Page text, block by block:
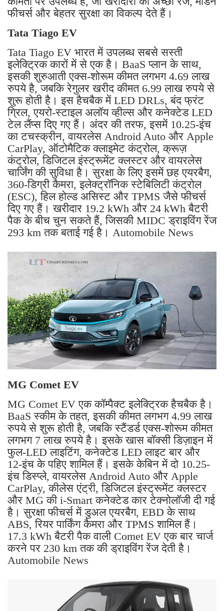
फीचर्स और बेहतर सुरक्षा का विकल्प देते हैं।
Tata Tiago EV
Tata Tiago EV भारत में उपलब्ध सबसे सस्ती
इलेक्ट्रिक कारों में से एक है। BaaS प्लान के साथ,
इसकी शुरुआती एक्स-शोरूम कीमत लगभग 4.69 लाख
रुपये है, जबकि रेगुलर खरीद कीमत 6.99 लाख रुपये से
शुरू होती है। इस हैचबैक में LED DRLs, बंद फ्रंट
ग्रिल, एयरो-स्टाइल अलॉय व्हील्स और कनेक्टेड LED
टेल लैंप्स दिए गए हैं। अंदर की तरफ, इसमें 10.25-इंच
का टचस्क्रीन, वायरलेस Android Auto और Apple
CarPlay, ऑटोमैटिक क्लाइमेट कंट्रोल, क्रूज़
कंट्रोल, डिजिटल इंस्ट्रूमेंट क्लस्टर और वायरलेस
चार्जिंग की सुविधा है। सुरक्षा के लिए इसमें छह एयरबैग,
360-डिग्री कैमरा, इलेक्ट्रॉनिक स्टेबिलिटी कंट्रोल
(ESC), हिल होल्ड असिस्ट और TPMS जैसे फीचर्स
दिए गए हैं। खरीदार 19.2 kWh और 24 kWh बैटरी
पैक के बीच चुन सकते हैं, जिसकी MIDC ड्राइविंग रेंज
293 km तक बताई गई है। Automobile News
MG Comet EV
MG Comet EV एक कॉम्पैक्ट इलेक्ट्रिक हैचबैक है।
BaaS स्कीम के तहत, इसकी कीमत लगभग 4.99 लाख
रुपये से शुरू होती है, जबकि स्टैंडर्ड एक्स-शोरूम कीमत
लगभग 7 लाख रुपये है। इसके खास बॉक्सी डिज़ाइन में
फुल-LED लाइटिंग, कनेक्टेड LED लाइट बार और
12-इंच के पहिए शामिल हैं। इसके केबिन में दो 10.25-
इंच डिस्प्ले, वायरलेस Android Auto और Apple
CarPlay, कीलेस एंट्री, डिजिटल इंस्ट्रूमेंट क्लस्टर
और MG की i-Smart कनेक्टेड कार टेक्नोलॉजी दी गई
है। सुरक्षा फीचर्स में डुअल एयरबैग, EBD के साथ
ABS, रियर पार्किंग कैमरा और TPMS शामिल हैं।
17.3 kWh बैटरी पैक वाली Comet EV एक बार चार्ज
करने पर 230 km तक की ड्राइविंग रेंज देती है।
Automobile News